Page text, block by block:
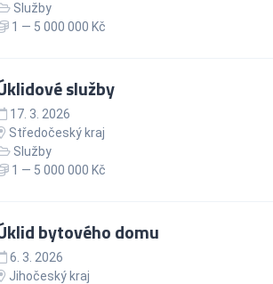
Služby
1 — 5 000 000 Kč
služby
17. 3. 2026
Středočeský kraj
Služby
1 — 5 000 000 Kč
bytového domu
6. 3. 2026
Jihočeský kraj